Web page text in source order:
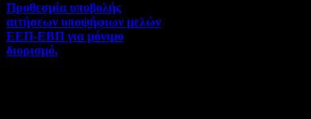
Προθεσμία υποβολής
αιτήσεων υποψήφιων μελών
ΕΕΠ-ΕΒΠ για μόνιμο
διορισμό.